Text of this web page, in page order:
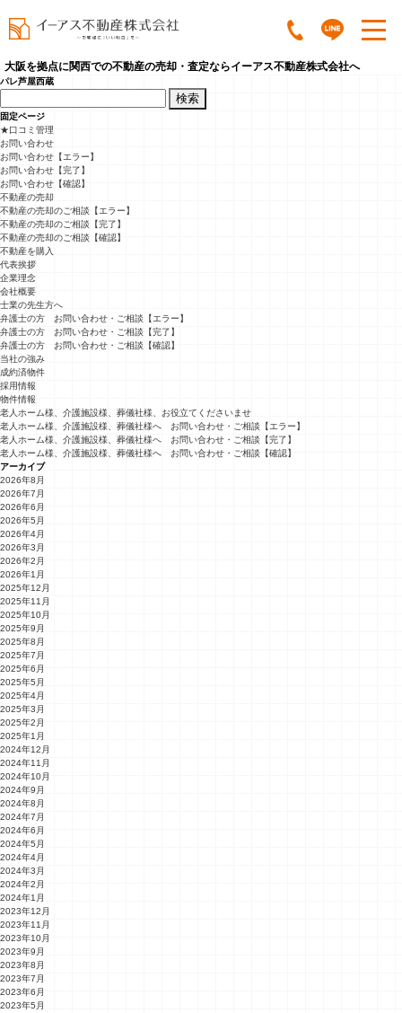
大阪を拠点に関西での不動産の売却・査定ならイーアス不動産株式会社へ
パレ芦屋西蔵
索:
固定ページ
★口コミ管理
お問い合わせ
お問い合わせ【エラー】
お問い合わせ【完了】
お問い合わせ【確認】
不動産の売却
不動産の売却のご相談【エラー】
不動産の売却のご相談【完了】
不動産の売却のご相談【確認】
不動産を購入
代表挨拶
企業理念
会社概要
士業の先生方へ
弁護士の方 お問い合わせ・ご相談【エラー】
弁護士の方 お問い合わせ・ご相談【完了】
弁護士の方 お問い合わせ・ご相談【確認】
当社の強み
成約済物件
採用情報
物件情報
老人ホーム様、介護施設様、葬儀社様、お役立てくださいませ
老人ホーム様、介護施設様、葬儀社様へ お問い合わせ・ご相談【エラー】
老人ホーム様、介護施設様、葬儀社様へ お問い合わせ・ご相談【完了】
老人ホーム様、介護施設様、葬儀社様へ お問い合わせ・ご相談【確認】
アーカイブ
2026年8月
2026年7月
2026年6月
2026年5月
2026年4月
2026年3月
2026年2月
2026年1月
2025年12月
2025年11月
2025年10月
2025年9月
2025年8月
2025年7月
2025年6月
2025年5月
2025年4月
2025年3月
2025年2月
2025年1月
2024年12月
2024年11月
2024年10月
2024年9月
2024年8月
2024年7月
2024年6月
2024年5月
2024年4月
2024年3月
2024年2月
2024年1月
2023年12月
2023年11月
2023年10月
2023年9月
2023年8月
2023年7月
2023年6月
2023年5月